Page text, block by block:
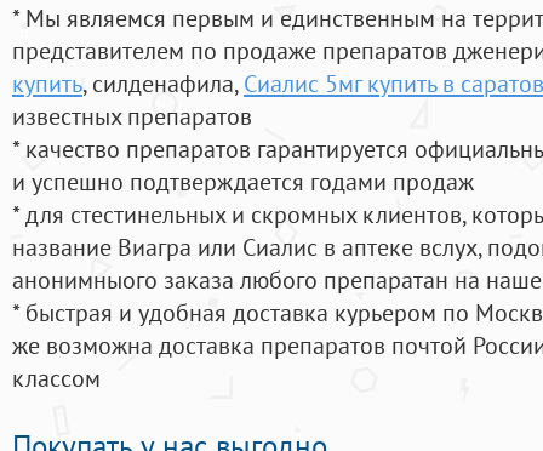
* Мы являемся первым и единственным на
представителем по продаже препаратов
купить, силденафила, Сиалис 5мг купить в
известных препаратов
* качество препаратов гарантируется
и успешно подтверждается годами продаж
* для стестинельных и скромных клиентов,
название Виагра или Сиалис в аптеке вслух,
анонимныого заказа любого препаратан на
* быстрая и удобная доставка курьером по
же возможна доставка препаратов почтой
классом